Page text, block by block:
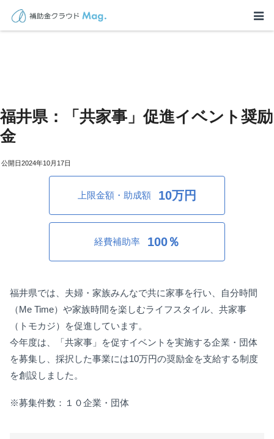
福井県：「共家事」促進イベント奨励
金
2024年10月17日
上限金額・助成額 10万円
経費補助率 100％
福井県では、夫婦・家族みんなで共に家事を行い、自分時間
（Me Time）や家族時間を楽しむライフスタイル、 共家事
（トモカジ）
を促進しています。
今年度は、「共家事」を促すイベントを実施する企業・団体
を募集し、採択した事業には10万円の奨励金を支給する制度
を創設しました。
※募集件数： １０企業・団体